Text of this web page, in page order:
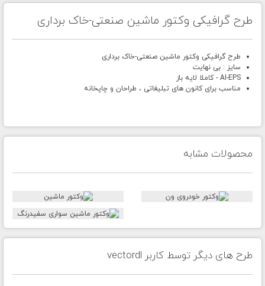
طرح گرافیکی وکتور ماشین صنعتی-خاک برداری
طرح گرافیکی وکتور ماشین صنعتی-خاک برداری
سایز : بی نهایت
AI-EPS - کاملا لایه باز
مناسب برای کانون های تبلیغاتی ، طراحان و چاپخانه
محصولات مشابه
طرح های دیگر توسط کاربر vectordl